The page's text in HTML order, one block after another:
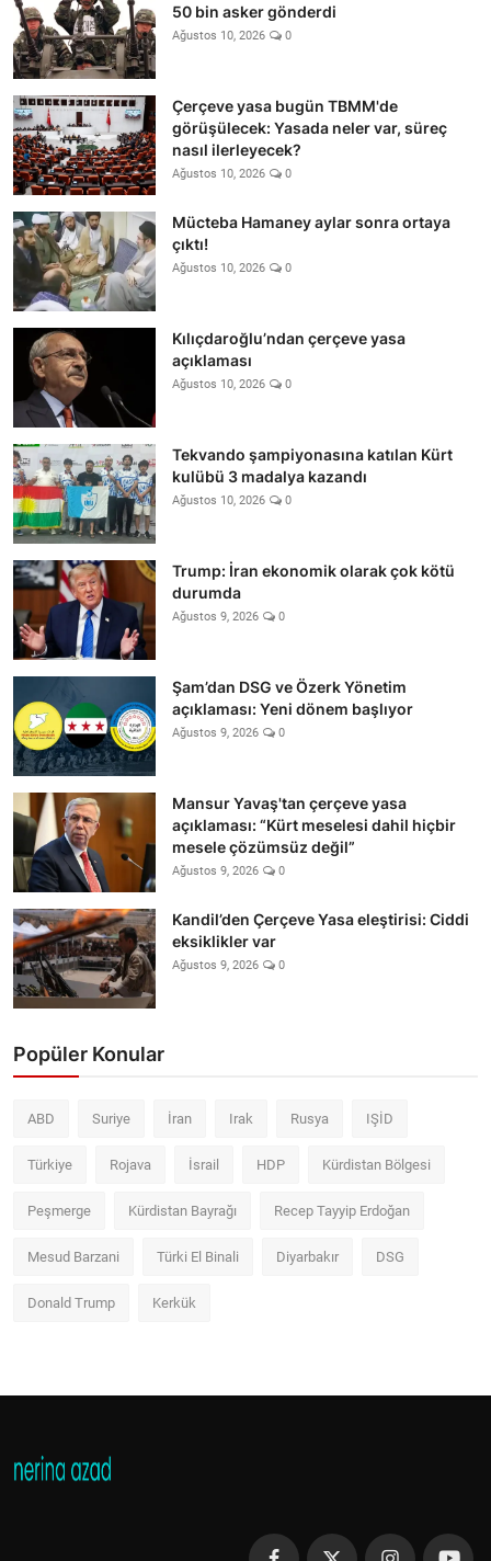
50 bin asker gönderdi
Ağustos 10, 2026 0
Çerçeve yasa bugün TBMM'de
görüşülecek: Yasada neler var, süreç
nasıl ilerleyecek?
Ağustos 10, 2026 0
Mücteba Hamaney aylar sonra ortaya
çıktı!
Ağustos 10, 2026 0
Kılıçdaroğlu’ndan çerçeve yasa
açıklaması
Ağustos 10, 2026 0
Tekvando şampiyonasına katılan Kürt
kulübü 3 madalya kazandı
Ağustos 10, 2026 0
Trump: İran ekonomik olarak çok kötü
durumda
Ağustos 9, 2026 0
Şam’dan DSG ve Özerk Yönetim
açıklaması: Yeni dönem başlıyor
Ağustos 9, 2026 0
Mansur Yavaş'tan çerçeve yasa
açıklaması: “Kürt meselesi dahil hiçbir
mesele çözümsüz değil”
Ağustos 9, 2026 0
Kandil’den Çerçeve Yasa eleştirisi: Ciddi
eksiklikler var
Ağustos 9, 2026 0
Popüler Konular
ABD Suriye İran Irak Rusya IŞİD
Türkiye Rojava İsrail HDP Kürdistan Bölgesi
Peşmerge Kürdistan Bayrağı Recep Tayyip Erdoğan
Mesud Barzani Türki El Binali Diyarbakır DSG
Donald Trump Kerkük